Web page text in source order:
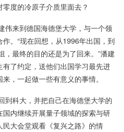
度的冷原子介质里面去？
伟来到德国海德堡大学，与一个领
。“现在回想，从1996年出国，到
最终的目的还是为了回来。”潘建
了约定，送他们出国学习最先进
，一起做一些有意义的事情。
到科大，并把自己在海德堡大学的
内继续开展量子领域的探索与研
大会堂观看《复兴之路》的情